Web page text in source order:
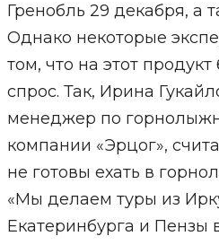
Гренобль 29 декабря, а
Однако некоторые
том, что на этот
спрос. Так, Ирина
менеджер по
компании «Эрцог»,
не готовы ехать в
«Мы делаем туры из
Екатеринбурга и